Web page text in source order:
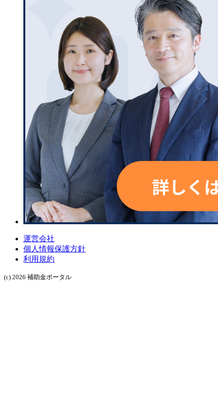
運営会社
個人情報保護方針
利用規約
(c) 2026 補助金ポータル